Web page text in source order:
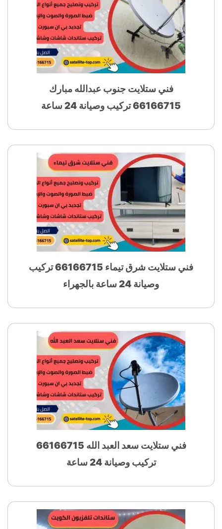
فني ستلايت جنوب عبدالله مبارك
66166715 تركيب وصيانة 24 ساعة
فني ستلايت شرق تيماء 66166715 تركيب
وصيانة 24 ساعة بالجهراء
فني ستلايت سعد العبد الله 66166715
تركيب وصيانة 24 ساعة